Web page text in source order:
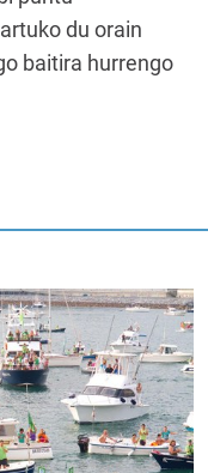
du orain
baitira hurrengo